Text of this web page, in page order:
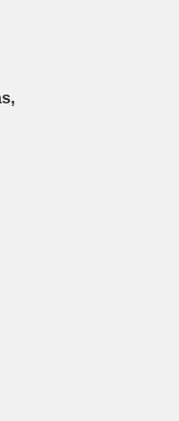
(Caranva Romero)